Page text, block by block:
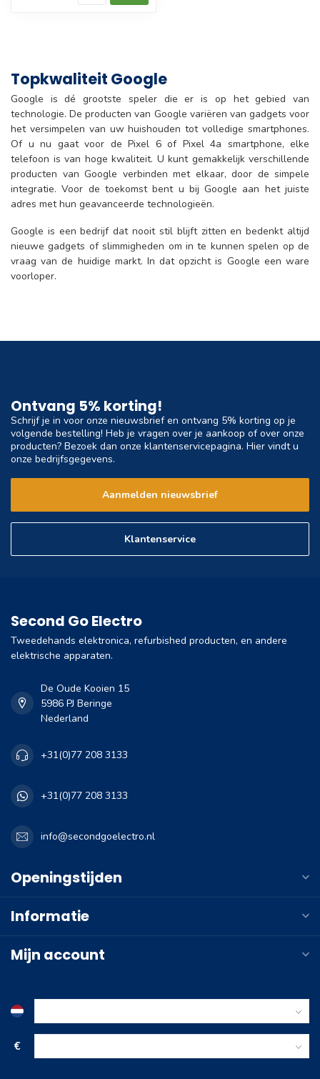
Topkwaliteit Google
Google is dé grootste speler die er is op het gebied van
technologie. De producten van Google variëren van gadgets voor
het versimpelen van uw huishouden tot volledige smartphones.
Of u nu gaat voor de Pixel 6 of Pixel 4a smartphone, elke
telefoon is van hoge kwaliteit. U kunt gemakkelijk verschillende
producten van Google verbinden met elkaar, door de simpele
integratie. Voor de toekomst bent u bij Google aan het juiste
adres met hun geavanceerde technologieën.
Google is een bedrijf dat nooit stil blijft zitten en bedenkt altijd
nieuwe gadgets of slimmigheden om in te kunnen spelen op de
vraag van de huidige markt. In dat opzicht is Google een ware
voorloper.
Ontvang 5% korting!
Schrijf je in voor onze nieuwsbrief en ontvang 5% korting op je
volgende bestelling! Heb je vragen over je aankoop of over onze
producten? Bezoek dan onze klantenservicepagina. Hier vindt u
onze bedrijfsgegevens.
Aanmelden nieuwsbrief
Klantenservice
Second Go Electro
Tweedehands elektronica, refurbished producten, en andere
elektrische apparaten.
De Oude Kooien 15
5986 PJ Beringe
Nederland
+31(0)77 208 3133
+31(0)77 208 3133
info@secondgoelectro.nl
Openingstijden
Informatie
Mijn account
€